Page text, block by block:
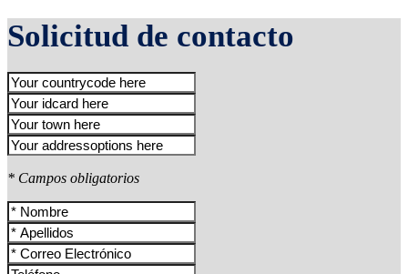
Solicitud de contacto
* Campos obligatorios